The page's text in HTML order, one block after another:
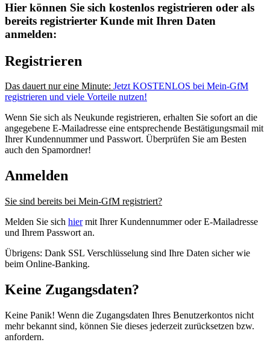
Hier können Sie sich kostenlos registrieren oder als
bereits registrierter Kunde mit Ihren Daten
anmelden:
Registrieren
Das dauert nur eine Minute: Jetzt KOSTENLOS bei Mein-GfM
registrieren und viele Vorteile nutzen!
Wenn Sie sich als Neukunde registrieren, erhalten Sie sofort an die
angegebene E-Mailadresse eine entsprechende Bestätigungsmail mit
Ihrer Kundennummer und Passwort. Überprüfen Sie am Besten
auch den Spamordner!
Anmelden
Sie sind bereits bei Mein-GfM registriert?
Melden Sie sich hiermit Ihrer Kundennummer oder E-Mailadresse
und Ihrem Passwort an.
Übrigens: Dank SSL Verschlüsselung sind Ihre Daten sicher wie
beim Online-Banking.
Keine Zugangsdaten?
Keine Panik! Wenn die Zugangsdaten Ihres Benutzerkontos nicht
mehr bekannt sind, können Sie dieses jederzeit zurücksetzen bzw.
anfordern.